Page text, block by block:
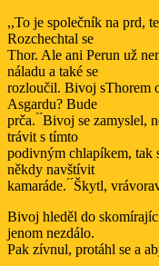
,,To je společník na prd,
Rozchechtal se
Thor. Ale ani Perun už
náladu a také se
rozloučil. Bivoj sThorem
Asgardu? Bude
prča. ́ ́Bivoj se zamyslel,
trávit s tímto
podivným chlapíkem, tak
někdy navštívit
kamaráde. ́ ́Škytl,
Bivoj hleděl do
jenom nezdálo.
Pak zívnul, protáhl se a